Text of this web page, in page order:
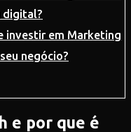
digital?
investir em Marketing
negócio?
e por que é